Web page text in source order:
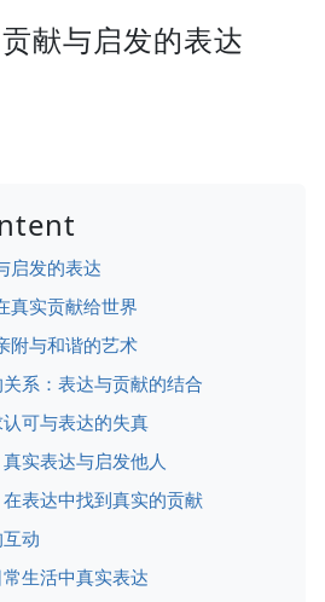
献与启发的表达
启发的表达
真实贡献给世界
附与和谐的艺术
系：表达与贡献的结合
可与表达的失真
实表达与启发他人
表达中找到真实的贡献
动
生活中真实表达